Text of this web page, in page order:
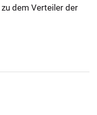
zu dem Verteiler der